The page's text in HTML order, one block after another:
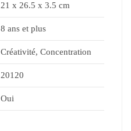
21 x 26.5 x 3.5 cm
8 ans et plus
Créativité, Concentration
20120
Oui